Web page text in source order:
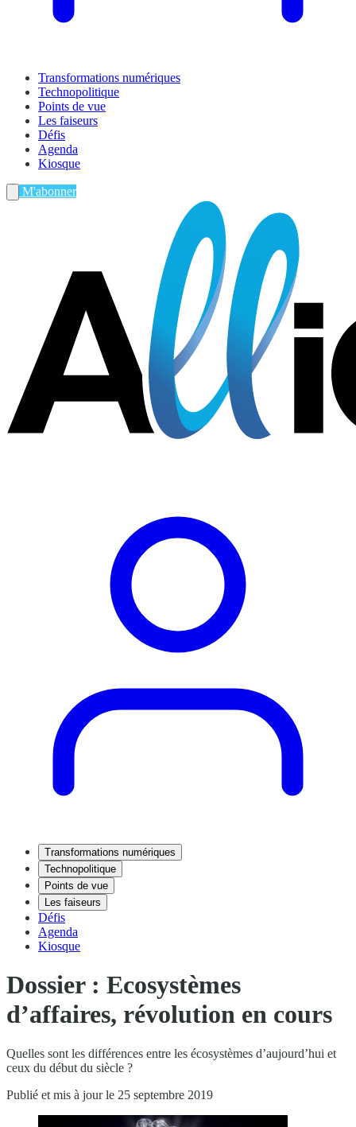
Transformations numériques
Technopolitique
Points de vue
Les faiseurs
Défis
Agenda
Kiosque
M'abonner
Transformations numériques
Technopolitique
Points de vue
Les faiseurs
Défis
Agenda
Kiosque
Dossier : Ecosystèmes
d’affaires, révolution en cours
Quelles sont les différences entre les écosystèmes d’aujourd’hui et
ceux du début du siècle ?
Publié et mis à jour le 25 septembre 2019